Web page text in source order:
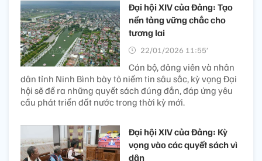
Đại hội XIV của Đảng: Tạo
nền tảng vững chắc cho
tương lai
22/01/2026 11:55’
Cán bộ, đảng viên và nhân
dân tỉnh Ninh Bình bày tỏ niềm tin sâu sắc, kỳ vọng Đại
hội sẽ đề ra những quyết sách đúng đắn, đáp ứng yêu
cầu phát triển đất nước trong thời kỳ mới.
Đại hội XIV của Đảng: Kỳ
vọng vào các quyết sách vì
dân